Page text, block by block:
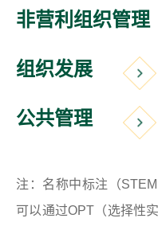
非营利组织管理
组织发展
公共管理
注：名称中标注（
可以通过OPT（选择性